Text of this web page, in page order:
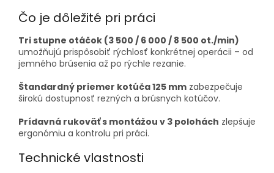
Čo je dôležité pri práci
Tri stupne otáčok (3 500 / 6 000 / 8 500 ot./min)
umožňujú prispôsobiť rýchlosť konkrétnej operácii – od
jemného brúsenia až po rýchle rezanie.
Štandardný priemer kotúča 125 mm zabezpečuje
širokú dostupnosť rezných a brúsnych kotúčov.
Prídavná rukoväť s montážou v 3 polohách zlepšuje
ergonómiu a kontrolu pri práci.
Technické vlastnosti